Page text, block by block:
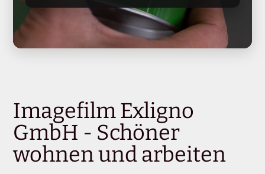
Imagefilm Exligno
GmbH - Schöner
wohnen und arbeiten